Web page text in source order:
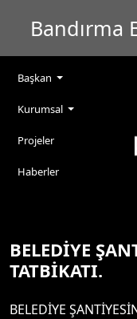
Bandırma
Başkan
Kurumsal
Projeler
Haberler
BELEDİYE
TATBİKATI.
BELEDİYE